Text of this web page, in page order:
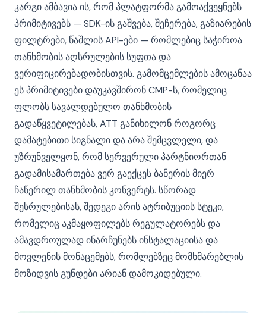
კარგი ამბავია ის, რომ პლატფორმა გამოაქვეყნებს
პრიმიტივებს — SDK-ის გაშვება, შეჩერება, გაზიარების
ფილტრები, წაშლის API-ები — რომლებიც საჭიროა
თანხმობის აღსრულების სუფთა და
ვერიფიცირებადობისთვის. გამომცემლების ამოცანაა
ეს პრიმიტივები დაუკავშირონ CMP-ს, რომელიც
ფლობს სავალდებულო თანხმობის
გადაწყვეტილებას, ATT განიხილონ როგორც
დამატებითი სიგნალი და არა შემცვლელი, და
უზრუნველყონ, რომ სერვერული პარტნიორთან
გადამისამართება ვერ გაექცეს ბანერის მიერ
ჩაწერილ თანხმობის კონვერტს. სწორად
შესრულებისას, შედეგი არის ატრიბუციის სტეკი,
რომელიც აკმაყოფილებს რეგულატორებს და
ამავდროულად ინარჩუნებს ინსტალაციისა და
მოვლენის მონაცემებს, რომლებზეც მომხმარებლის
მოზიდვის გუნდები არიან დამოკიდებული.